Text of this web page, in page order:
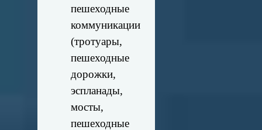
пешеходные
коммуникации
(тротуары,
пешеходные
дорожки,
эспланады,
мосты,
пешеходные